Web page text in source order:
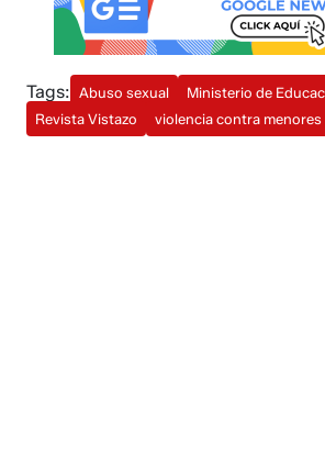
Tags: Abuso sexual Ministerio de
Revista Vistazo
violencia contra menores